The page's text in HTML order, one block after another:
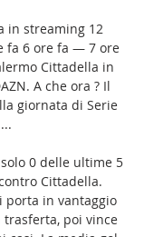
in streaming 12
fa 6 ore fa — 7 ore
Cittadella in
A che ora ? Il
giornata di Serie
...
0 delle ultime 5
Cittadella.
porta in vantaggio
poi vince